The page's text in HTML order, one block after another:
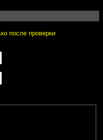
после проверки